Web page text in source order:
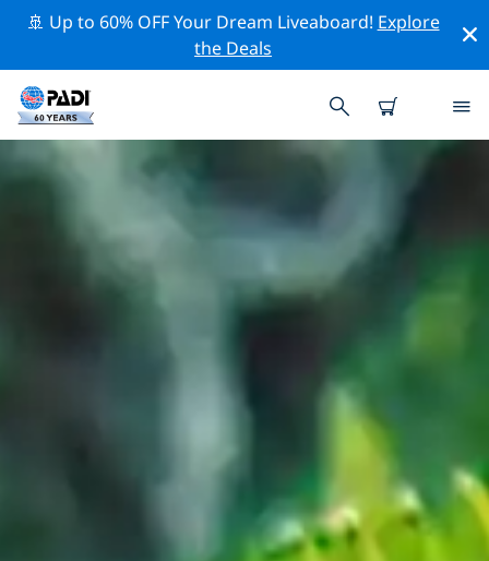
🚢 Up to 60% OFF Your Dream Liveaboard! Explore
the Deals